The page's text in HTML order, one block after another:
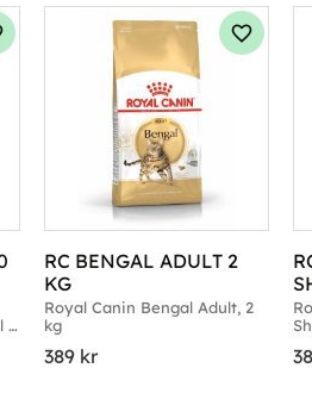
till i favoriter
RC BENGAL ADULT 2
KG
Royal Canin Bengal Adult, 2
kg
389kr
Lägg